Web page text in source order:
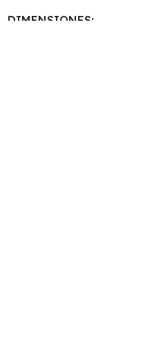
DIMENSIONES